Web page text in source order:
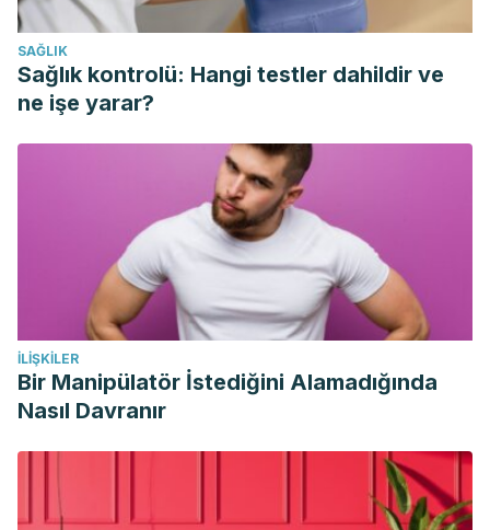
Escudero, J. C. S. (2011). Discapacidad visual y ceguera en
el adulto: revisión de tema. Medicina UPB, 30(2), 170-180.
Cedeño, María Leonila García, Inger Solange Maitta
Rosado, and Karina Gissela Rivera Loor. “Characterization
of the Visual Disability and Its Relation with the
International research journal of management,
IT and social sciences 5.2 (2018): 32-40.
Sarabia, César Pineda, Xóchitl Josefina Zarco Vite, and
María Luisa Ruiz Morales. “Retinopatía diabética, una
complicación descuidada.”Atención Familiar25.2 (2018):
83-85.
Weinreb, Robert N., et al. “Primary open-angle
glaucoma.”
Nature Reviews Disease Primers
2.1 (2016): 1-19.
International Journal of Parasitic
Osorio Illas, Lisis, et al. “Prevalencia de baja visión y
SAĞLIK
Sağlık kontrolü: Hangi testler dahildir ve
ne işe yarar?
İLIŞKILER
Bir Manipülatör İstediğini Alamadığında
Nasıl Davranır